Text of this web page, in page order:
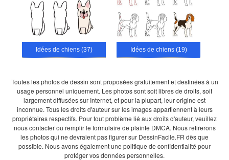
Idées de chiens (37) Idées de chiens (19)
Toutes les photos de dessin sont proposées gratuitement et destinées à un
usage personnel uniquement. Les photos sont soit libres de droits, soit
largement diffusées sur Internet, et pour la plupart, leur origine est
inconnue. Tous les droits d'auteur sur les images appartiennent à leurs
propriétaires respectifs. Pour tout problème lié aux droits d'auteur, veuillez
nous contacter ou remplir le formulaire de plainte DMCA. Nous retirerons
les photos qui ne devraient pas figurer sur DessinFacile.FR dès que
possible. Nous avons également une politique de confidentialité pour
protéger vos données personnelles.